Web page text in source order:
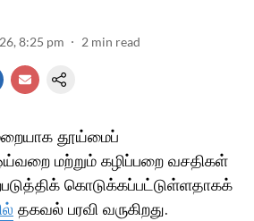
8:25 pm 2 min read
தூய்மைப்
மற்றும் கழிப்பறை வசதிகள்
கொடுக்கப்பட்டுள்ளதாகக்
தகவல் பரவி வருகிறது.